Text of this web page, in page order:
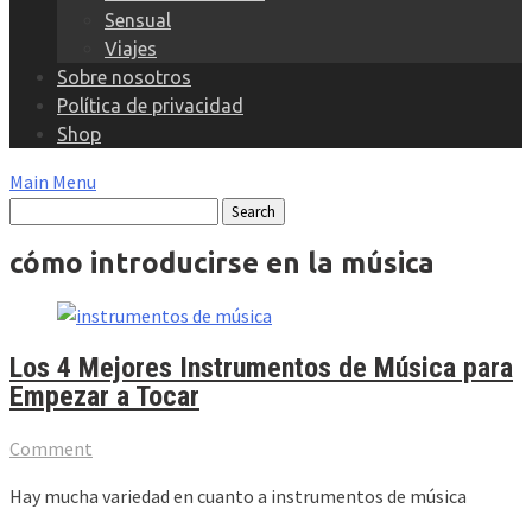
Sensual
Viajes
Sobre nosotros
Política de privacidad
Shop
Main Menu
cómo introducirse en la música
Los 4 Mejores Instrumentos de Música para
Empezar a Tocar
Comment
Hay mucha variedad en cuanto a instrumentos de música